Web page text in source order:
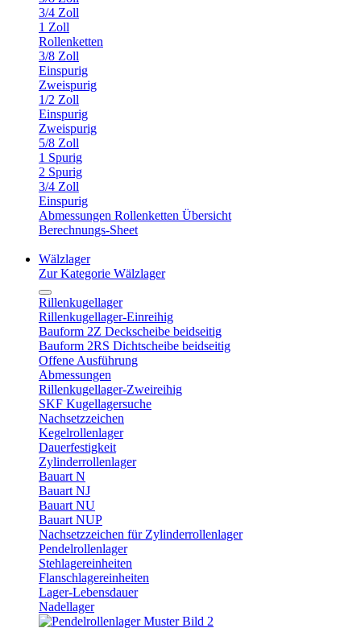
3/4 Zoll
1 Zoll
Rollenketten
3/8 Zoll
Einspurig
Zweispurig
1/2 Zoll
Einspurig
Zweispurig
5/8 Zoll
1 Spurig
2 Spurig
3/4 Zoll
Einspurig
Abmessungen Rollenketten Übersicht
Berechnungs-Sheet
Wälzlager
Zur Kategorie Wälzlager
Rillenkugellager
Rillenkugellager-Einreihig
Bauform 2Z Deckscheibe beidseitig
Bauform 2RS Dichtscheibe beidseitig
Offene Ausführung
Abmessungen
Rillenkugellager-Zweireihig
SKF Kugellagersuche
Nachsetzzeichen
Kegelrollenlager
Dauerfestigkeit
Zylinderrollenlager
Bauart N
Bauart NJ
Bauart NU
Bauart NUP
Nachsetzzeichen für Zylinderrollenlager
Pendelrollenlager
Stehlagereinheiten
Flanschlagereinheiten
Lager-Lebensdauer
Nadellager